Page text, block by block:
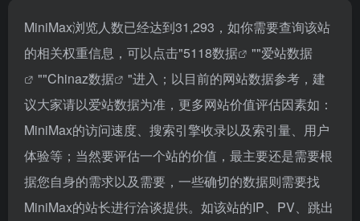
MiniMax浏览人数已经达到31,293，如你需要查询该站
的相关权重信息，可以点击"5118数据 ""爱站数据
""Chinaz数据
"进入；以目前的网站数据参考，建
议大家请以爱站数据为准，更多网站价值评估因素如：
MiniMax的访问速度、搜索引擎收录以及索引量、用户
体验等；当然要评估一个站的价值，最主要还是需要根
据您自身的需求以及需要，一些确切的数据则需要找
MiniMax的站长进行洽谈提供。如该站的IP、PV、跳出